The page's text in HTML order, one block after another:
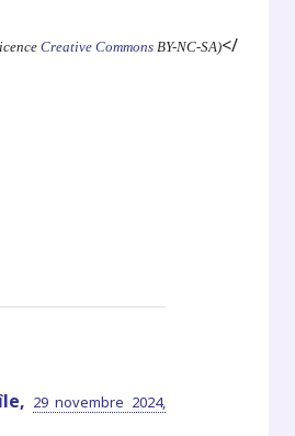
Creative CommonsBY-NC-SA)</
29 novembre 2024,